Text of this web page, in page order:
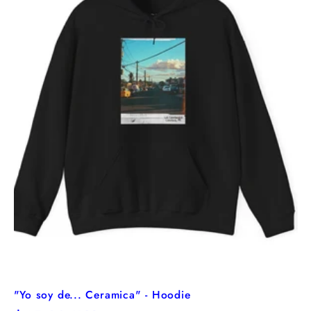
"Yo soy de... Ceramica" - Hoodie